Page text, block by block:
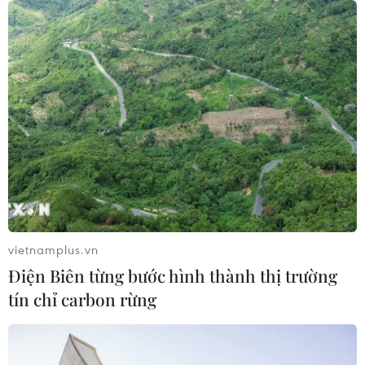
Ukraine
06/08/2026 12:24
Thắt chặt tình hữu nghị sắt son giữa
các cựu chuyên gia quân sự Nga với
Việt Nam
06/08/2026 06:23
Anh công bố kết quả điều tra ban
Ba Lan thảo luận việc thành lập căn
cứ quân sự thường trực với Mỹ
vietnamplus.vn
Điện Biên từng bước hình thành thị trường
tín chỉ carbon rừng